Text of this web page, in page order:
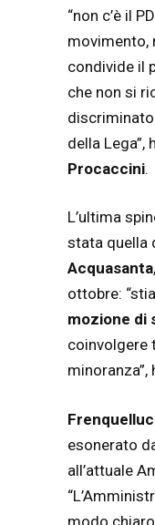
“non c’è il
movimento,
condivide il
che non si
della Lega”,
Procaccini.
L’ultima
stata quella
Acquasanta
ottobre:
mozione di
coinvolgere
esonerato
all’attuale
modo